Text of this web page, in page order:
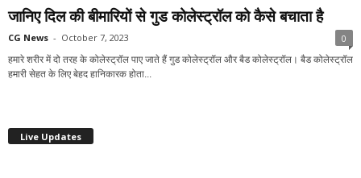
जानिए दिल की बीमारियों से गुड कोलेस्ट्रॉल को कैसे बचाता है
CG News - October 7, 2023 0
हमारे शरीर में दो तरह के कोलेस्ट्रॉल पाए जाते हैं गुड कोलेस्ट्रॉल और बैड कोलेस्ट्रॉल। बैड कोलेस्ट्रॉल
हमारी सेहत के लिए बेहद हानिकारक होता...
Live Updates